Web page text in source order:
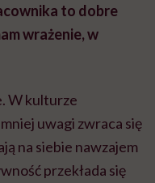
to dobre
wrażenie, w
W kulturze
uwagi zwraca się
na siebie nawzajem
przekłada się